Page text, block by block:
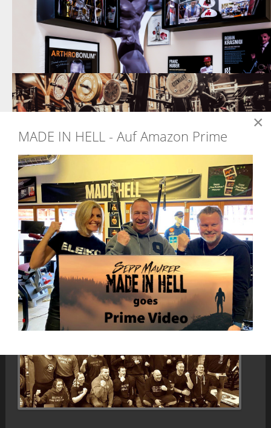
WER UNS NOCH NICHT
KENNT...
×
MADE IN HELL - Auf Amazon Prime